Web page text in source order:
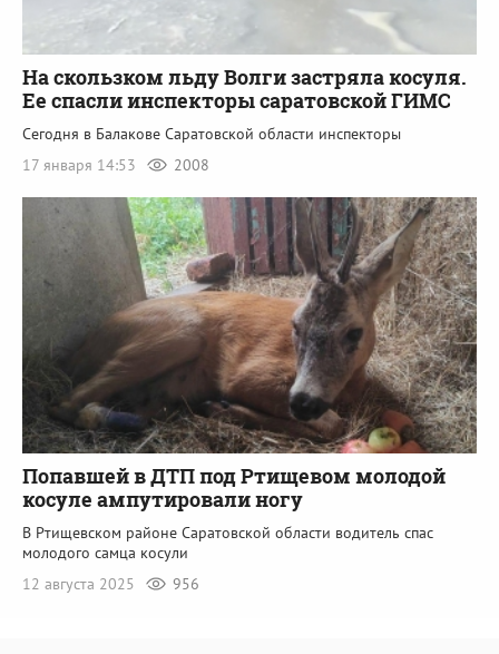
На скользком льду Волги застряла косуля.
Ее спасли инспекторы саратовской ГИМС
Сегодня в Балакове Саратовской области инспекторы
17 января 14:53
2008
Попавшей в ДТП под Ртищевом молодой
косуле ампутировали ногу
В Ртищевском районе Саратовской области водитель спас
молодого самца косули
12 августа 2025
956